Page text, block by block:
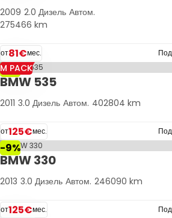
2009 2.0 Дизель Автом.
275466 km
от81€мес.
-9%
M PACK
BMW 535
2011 3.0 Дизель Автом. 402804 km
от125€мес.
-9%
BMW 330
2013 3.0 Дизель Автом. 246090 km
от125€мес.